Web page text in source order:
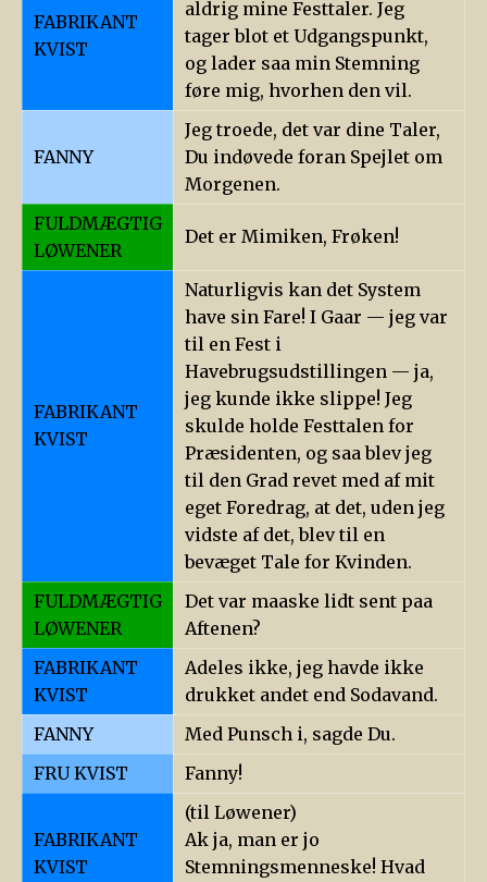
FABRIKANT
KVIST
aldrig mine Festtaler. Jeg
tager blot et Udgangspunkt,
og lader saa min Stemning
føre mig, hvorhen den vil.
FANNY
Jeg troede, det var dine Taler,
Du indøvede foran Spejlet om
Morgenen.
FULDMÆGTIG
LØWENER
Det er Mimiken, Frøken!
FABRIKANT
KVIST
Naturligvis kan det System
have sin Fare! I Gaar — jeg var
til en Fest i
Havebrugsudstillingen — ja,
jeg kunde ikke slippe! Jeg
skulde holde Festtalen for
Præsidenten, og saa blev jeg
til den Grad revet med af mit
eget Foredrag, at det, uden jeg
vidste af det, blev til en
bevæget Tale for Kvinden.
FULDMÆGTIG
LØWENER
Det var maaske lidt sent paa
Aftenen?
FABRIKANT
KVIST
Adeles ikke, jeg havde ikke
drukket andet end Sodavand.
FANNY
Med Punsch i, sagde Du.
FRU KVIST
Fanny!
FABRIKANT
KVIST
(til Løwener)
Ak ja, man er jo
Stemningsmenneske! Hvad